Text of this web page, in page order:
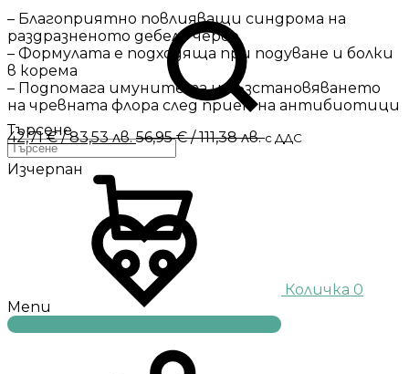
Търсене
Количка 0
Menu
– Благоприятно повлияващи синдрома на
раздразненото дебело черво
– Формулата е подходяща при подуване и болки
в корема
– Подпомага имунитета и възстановяването
на чревната флора след прием на антибиотици
42,71€/ 83,53 лв.56,95€/ 111,38 лв.с ДДС
Изчерпан